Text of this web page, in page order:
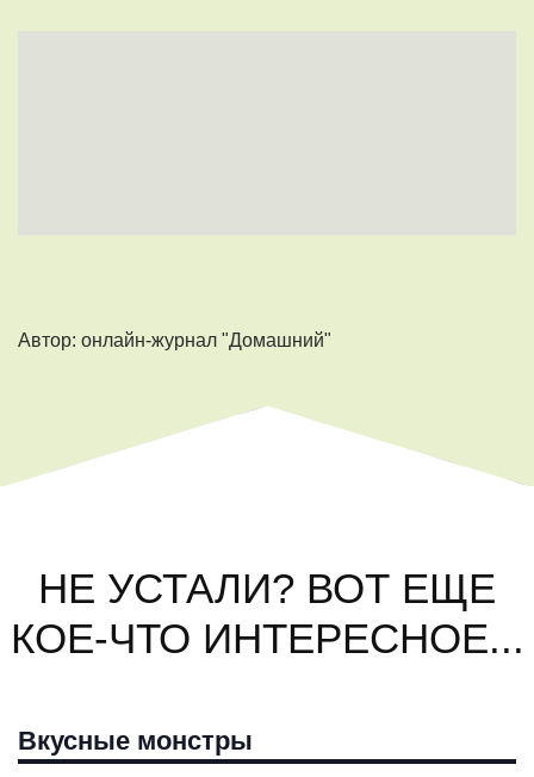
Автор: онлайн-журнал "Домашний"
НЕ УСТАЛИ? ВОТ ЕЩЕ
КОЕ-ЧТО ИНТЕРЕСНОЕ...
Вкусные монстры